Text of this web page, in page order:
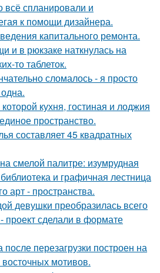
всё спланировали и
к помощи дизайнера.
капитального ремонта.
и в рюкзаке наткнулась на
то таблеток.
сломалось - я просто
кухня, гостиная и лоджия
пространство.
составляет 45 квадратных
смелой палитре: изумрудная
и графичная лестница
арт - пространства.
девушки преобразилась всего
проект сделали в формате
перезагрузки построен на
мотивов.